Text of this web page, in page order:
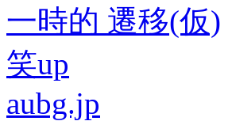
一時的 遷移(仮)
笑up
aubg.jp